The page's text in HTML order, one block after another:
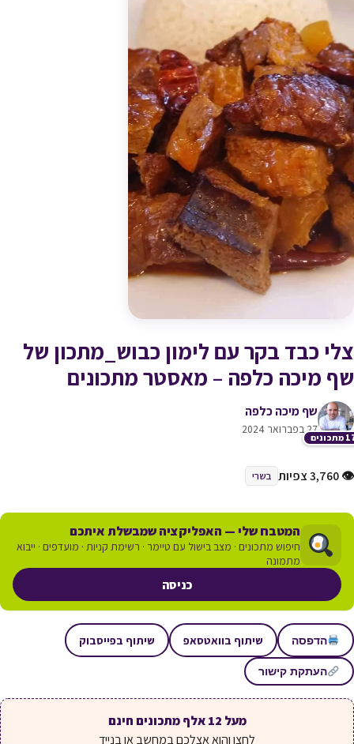
צלי כבד בקר עם לימון כבוש_מתכון של
שף מיכה כלפה – מאסטר מתכונים
שף מיכה כלפה
27 בפברואר 2024
👁 3,760 צפיות בשרי
המטבח שלי — האפליקציה שמבשלת איתכם
חיפוש מתכונים · מצב בישול עם טיימר · רשימת קניות · מועדפים · ייבוא
מתמונה
כניסה
הדפסה שיתוף בוואטסאפ שיתוף בפייסבוק
העתקת קישור
מעל 12 אלף מתכונים חינם
לחצו והוא אצלכם במחשב או בנייד